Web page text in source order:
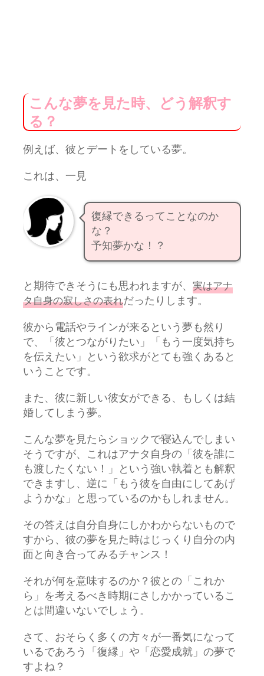
こんな夢を見た時、どう解釈す
る？
例えば、彼とデートをしている夢。
これは、一見
復縁できるってことなのか
な？
予知夢かな！？
と期待できそうにも思われますが、 実はアナ
タ自身の寂しさの表れだったりします。
彼から電話やラインが来るという夢も然り
で、「彼とつながりたい」「もう一度気持ち
を伝えたい」という欲求がとても強くあると
いうことです。
また、彼に新しい彼女ができる、もしくは結
婚してしまう夢。
こんな夢を見たらショックで寝込んでしまい
そうですが、これはアナタ自身の「彼を誰に
も渡したくない！」という強い執着とも解釈
できますし、逆に「もう彼を自由にしてあげ
ようかな」と思っているのかもしれません。
その答えは自分自身にしかわからないもので
すから、彼の夢を見た時はじっくり自分の内
面と向き合ってみるチャンス！
それが何を意味するのか？彼との「これか
ら」を考えるべき時期にさしかかっているこ
とは間違いないでしょう。
さて、おそらく多くの方々が一番気になって
いるであろう「復縁」や「恋愛成就」の夢で
すよね？